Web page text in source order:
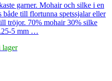
garner. Mohair och silke i en
till flortunna spetssjalar eller
tröjor. 70% mohair 30% silke
5 mm …
lager